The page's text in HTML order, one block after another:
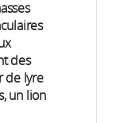
des
de lyre
un lion